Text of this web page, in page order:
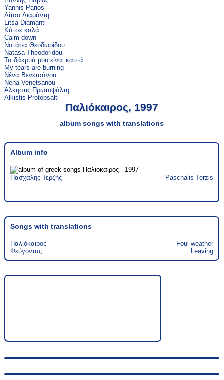
Yannis Parios
Λίτσα Διαμάντη
Litsa Diamanti
Κάτσε καλά
Calm down
Νατάσα Θεοδωρίδου
Natasa Theodoridou
Τα δάκρυά μου είναι καυτά
My tears are burning
Νένα Βενετσάνου
Nena Venetsanou
Άλκηστις Πρωτοψάλτη
Alkistis Protopsalti
Παλιόκαιρος, 1997
album songs with translations
Album info
Πασχάλης Τερζής Paschalis Terzis
Songs with translations
Παλιόκαιρος
Foul weather
Φεύγοντας
Leaving